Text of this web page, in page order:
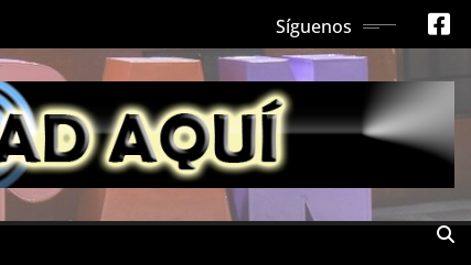
Síguenos